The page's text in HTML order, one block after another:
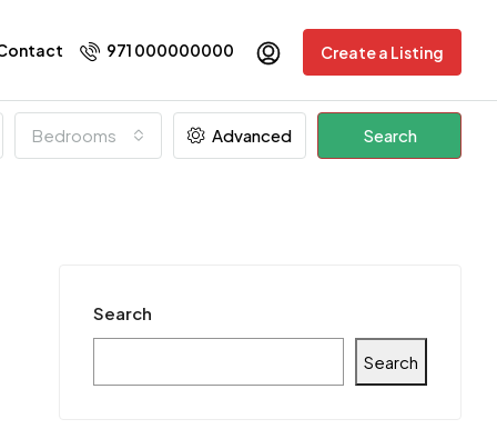
971 000000000 Create a Listing
Bedrooms Advanced Search
Search
Search